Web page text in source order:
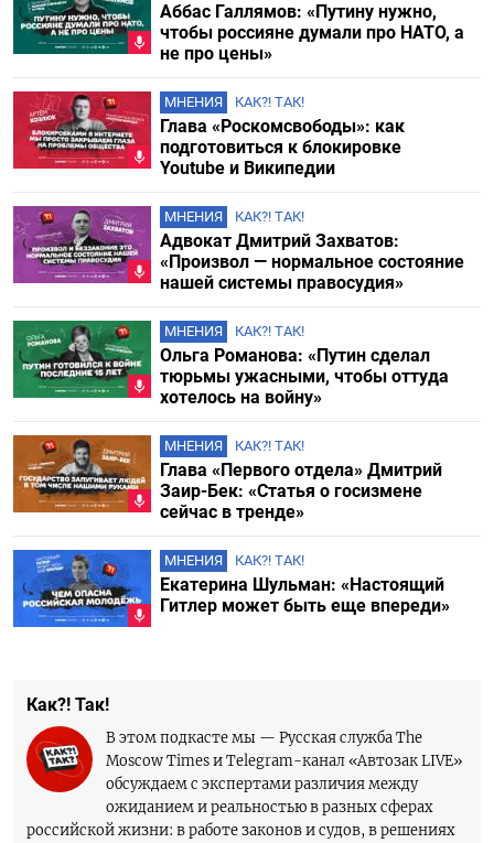
Аббас Галлямов: «Путину нужно,
чтобы россияне думали про НАТО, а
не про цены»
МНЕНИЯ КАК?! ТАК!
Глава «Роскомсвободы»: как
подготовиться к блокировке
Youtube и Википедии
МНЕНИЯ КАК?! ТАК!
Адвокат Дмитрий Захватов:
«Произвол — нормальное состояние
нашей системы правосудия»
МНЕНИЯ КАК?! ТАК!
Ольга Романова: «Путин сделал
тюрьмы ужасными, чтобы оттуда
хотелось на войну»
МНЕНИЯ КАК?! ТАК!
Глава «Первого отдела» Дмитрий
Заир-Бек: «Статья о госизмене
сейчас в тренде»
МНЕНИЯ КАК?! ТАК!
Екатерина Шульман: «Настоящий
Гитлер может быть еще впереди»
Как?! Так!
В этом подкасте мы — Русская служба The
Moscow Times и Telegram-канал «Автозак LIVE»
обсуждаем с экспертами различия между
ожиданием и реальностью в разных сферах
российской жизни: в работе законов и судов, в решениях